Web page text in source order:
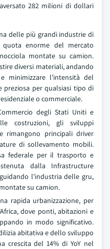
282 milioni di dollari
delle più grandi industrie di
enorme del mercato
montate su camion.
diversi materiali, andando
minimizzare l'intensità del
per qualsiasi tipo di
o commerciale.
degli Stati Uniti e
costruzioni, gli sviluppi
rimangono principali driver
di sollevamento mobili.
federale per il trasporto e
dalla Infrastructure
l'industria delle gru,
su camion.
rapida urbanizzazione, per
dove ponti, abitazioni e
in modo significativo.
abitativa e dello sviluppo
crescita del 14% di YoY nel